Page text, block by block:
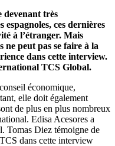
TCS
–
les
entreprises
espagnoles
doivent
pour
survivre
devenant très
espagnoles, ces dernières
à l’étranger. Mais
ne peut pas se faire à la
dans cette interview.
TCS Global.
économique,
elle doit également
de plus en plus nombreux
Edisa Acesores a
Tomas Diez témoigne de
dans cette interview